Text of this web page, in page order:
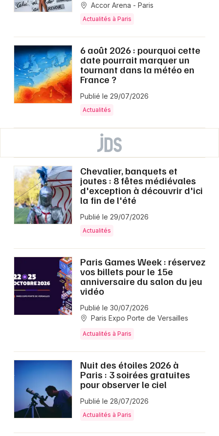
Accor Arena - Paris
Actualités à Paris
6 août 2026 : pourquoi cette
date pourrait marquer un
tournant dans la météo en
France ?
Publié le 29/07/2026
Actualités
Chevalier, banquets et
joutes : 8 fêtes médiévales
d'exception à découvrir d'ici
la fin de l'été
Publié le 29/07/2026
Actualités
Paris Games Week : réservez
vos billets pour le 15e
anniversaire du salon du jeu
vidéo
Publié le 30/07/2026
Paris Expo Porte de Versailles
Actualités à Paris
Nuit des étoiles 2026 à
Paris : 3 soirées gratuites
pour observer le ciel
Publié le 28/07/2026
Actualités à Paris